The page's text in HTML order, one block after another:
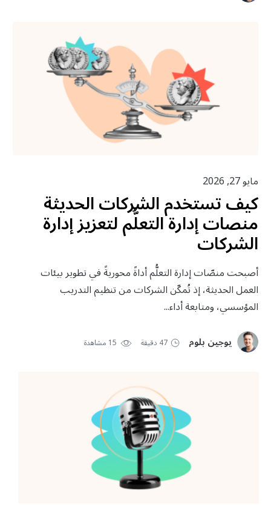
مايو 27, 2026
كيف تستخدم الشركات الحديثة
منصات إدارة التعلُّم لتعزيز إدارة
الشركات
أصبحت منصّات إدارة التعلُّم أداةً محوريةً في تطوير بيئات
العمل الحديثة، إذ تُمكّن الشركات من تنظيم التدريب
المؤسسي، ومتابعة أداء...
يوجين بلوم 47 دقيقة 15 مشاهدة